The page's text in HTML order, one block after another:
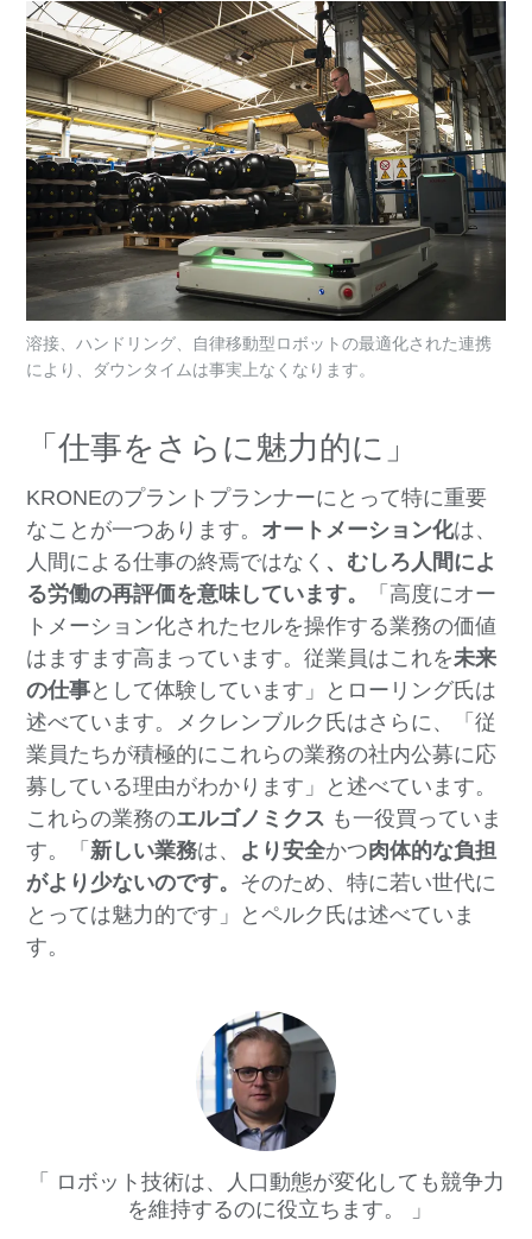
溶接、ハンドリング、自律移動型ロボットの最適化された連携
により、ダウンタイムは事実上なくなります。
「仕事をさらに魅力的に」
KRONEのプラントプランナーにとって特に重要
なことが一つあります。 オートメーション化は、
人間による仕事の終焉ではなく 、むしろ人間によ
る労働の再評価を意味しています。
「高度にオー
トメーション化されたセルを操作する業務の価値
はますます高まっています。従業員はこれを未来
の仕事として体験しています」とローリング氏は
述べています。メクレンブルク氏はさらに、「従
業員たちが積極的にこれらの業務の社内公募に応
募している理由がわかります」と述べています。
これらの業務のエルゴノミクス も一役買っていま
す。「 新しい業務は、 より安全かつ肉体的な負担
がより少ないのです。 そのため、特に若い世代に
とっては魅力的です」とペルク氏は述べていま
す。
ロボット技術は、人口動態が変化しても競争力
を維持するのに役立ちます。